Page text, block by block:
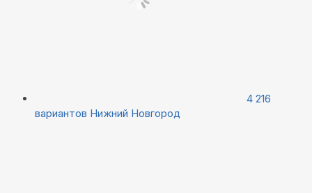
4 216
вариантов Нижний Новгород